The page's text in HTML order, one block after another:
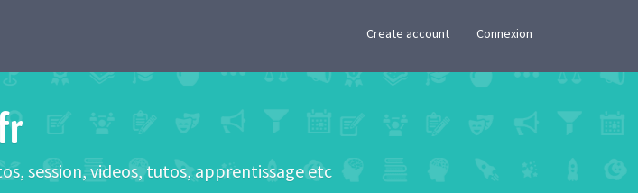
Create account Connexion
session, videos, tutos, apprentissage etc